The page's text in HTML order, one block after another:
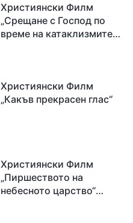
Християнски Филм
„Срещане с Господ по
време на катаклизмите“
Християнски Филм
„Какъв прекрасен глас“
Християнски Филм
„Пиршеството на
небесното царство“